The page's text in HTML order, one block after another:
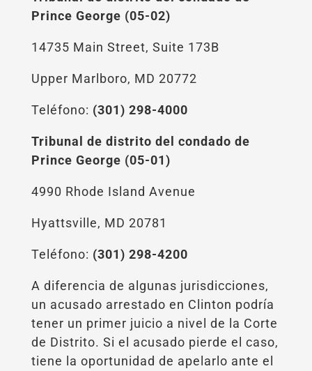
Prince George (05-02)
14735 Main Street, Suite 173B
Upper Marlboro, MD 20772
Teléfono: (301) 298-4000
Tribunal de distrito del condado de
Prince George (05-01)
4990 Rhode Island Avenue
Hyattsville, MD 20781
Teléfono: (301) 298-4200
A diferencia de algunas jurisdicciones,
un acusado arrestado en Clinton podría
tener un primer juicio a nivel de la Corte
de Distrito. Si el acusado pierde el caso,
tiene la oportunidad de apelarlo ante el